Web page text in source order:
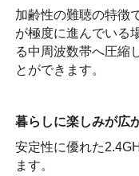
加齢性の難聴の特徴
が極度に進んでいる
る中周波数帯へ圧縮
とができます。
暮らしに楽しみが広
安定性に優れた
ます。